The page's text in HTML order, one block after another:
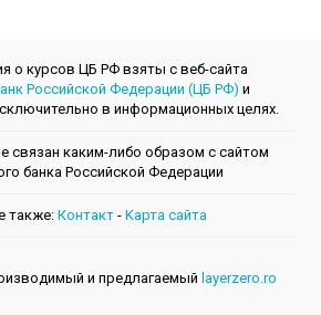
о курсов ЦБ РФ взяты с веб-сайта
Российской Федерации (ЦБ РФ) и
в информационных целях.
связан каким-либо образом с сайтом
банкa Российской Федерации
также: Контакт - Kарта сайта
и предлагаемый layerzero.ro